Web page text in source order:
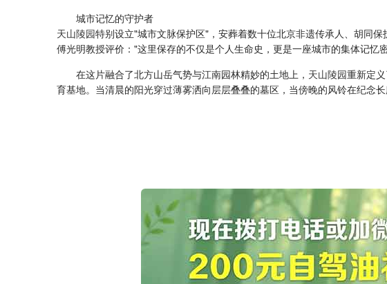
城市记忆的守护者
天山陵园特别设立"城市文脉保护区"，安葬着数十位北京非遗传承人、胡同
傅光明教授评价："这里保存的不仅是个人生命史，更是一座城市的集体记忆
在这片融合了北方山岳气势与江南园林精妙的土地上， 天山陵园重新定
育基地。当清晨的阳光穿过薄雾洒向层层叠叠的墓区，当傍晚的风铃在纪念